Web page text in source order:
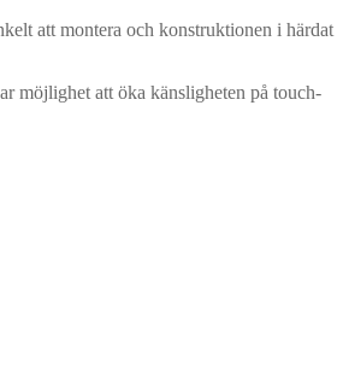
att montera och konstruktionen i härdat
möjlighet att öka känsligheten på touch-